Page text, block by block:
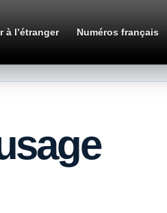
à l’étranger Numéros français